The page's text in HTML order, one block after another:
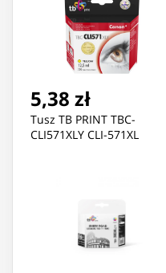
5,38 zł
Tusz TB PRINT TBC-
CLI571XLY CLI-571XL